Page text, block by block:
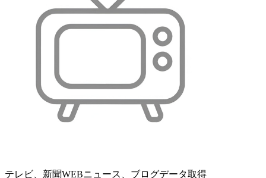
テレビ、新聞WEBニュース、ブログデータ取得